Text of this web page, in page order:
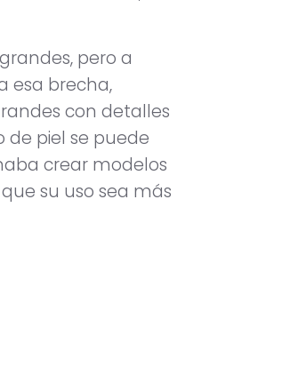
pero a
esa brecha,
con detalles
de piel se puede
crear modelos
su uso sea más